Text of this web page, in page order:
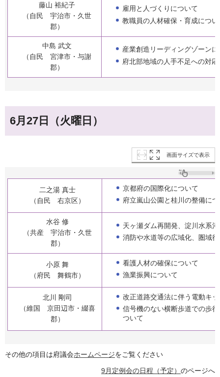
藤山 裕紀子
（自民 宇治市・久世
郡）
雇用と人づくりについて
教職員の人材確保・育成につい
中島 武文
（自民 宮津市・与謝
郡）
産業創造リーディングゾーン
府北部地域の人手不足への対
6月27日（火曜日）
画面サイズで表示
二之湯 真士
（自民 右京区）
京都府の国際化について
府立嵐山公園と桂川の整備に
水谷 修
（共産 宇治市・久世
郡）
天ヶ瀬ダム再開発、淀川水系
消防や水道等の広域化、圏域
小原 舞
（府民 舞鶴市）
看護人材の確保について
漁業振興について
北川 剛司
（維国 京田辺市・綴喜
郡）
改正道路交通法に伴う電動キ
信号機のない横断歩道での歩
ついて
その他の項目は府議会ホームページをご覧ください
9月定例会の日程（予定） のページへ